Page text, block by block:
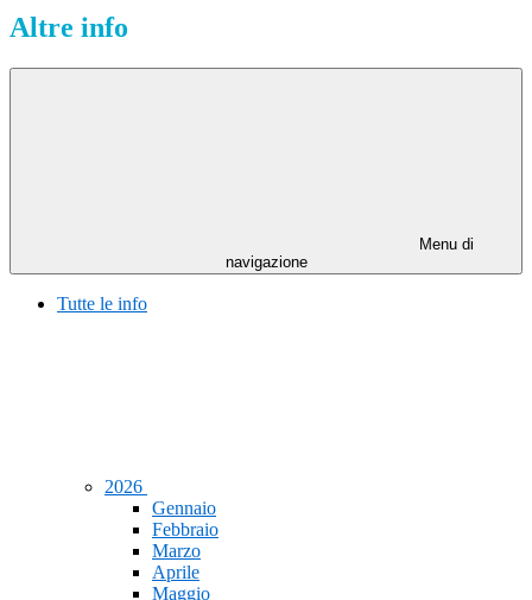
Altre info
Menu di
navigazione
Tutte le info
2026
Gennaio
Febbraio
Marzo
Aprile
Maggio